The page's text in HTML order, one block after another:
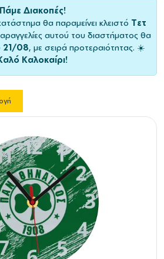
Πάμε Διακοπές!
θα παραμείνει κλειστό Τετ
αυτού του διαστήματος θα
21/08, με σειρά προτεραιότητας. ☀️
Καλοκαίρι!